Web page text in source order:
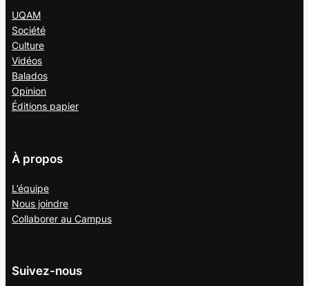
UQAM
Société
Culture
Vidéos
Balados
Opinion
Éditions papier
À propos
L’équipe
Nous joindre
Collaborer au Campus
Suivez-nous